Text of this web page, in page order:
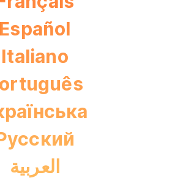
Español
Italiano
العربية